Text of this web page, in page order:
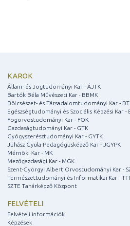
KAROK
Állam- és Jogtudományi Kar - ÁJTK
Bartók Béla Művészeti Kar - BBMK
Bölcsészet- és Társadalomtudományi Kar -
Egészségtudományi és Szociális Képzési Kar -
Fogorvostudományi Kar - FOK
Gazdaságtudományi Kar - GTK
Gyógyszerésztudományi Kar - GYTK
Juhász Gyula Pedagógusképző Kar - JGYPK
Mérnöki Kar - MK
Mezőgazdasági Kar - MGK
Szent-Györgyi Albert Orvostudományi Kar -
Természettudományi és Informatikai Kar -
SZTE Tanárképző Központ
FELVÉTELI
Felvételi információk
Képzések